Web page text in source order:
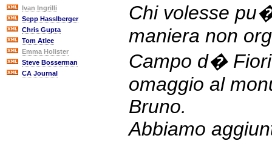
Ivan Ingrilli
Sepp Hasslberger
Chris Gupta
Tom Atlee
Emma Holister
Steve Bosserman
CA Journal
Chi volesse
maniera non
Campo d�
omaggio al
Bruno.
Abbiamo